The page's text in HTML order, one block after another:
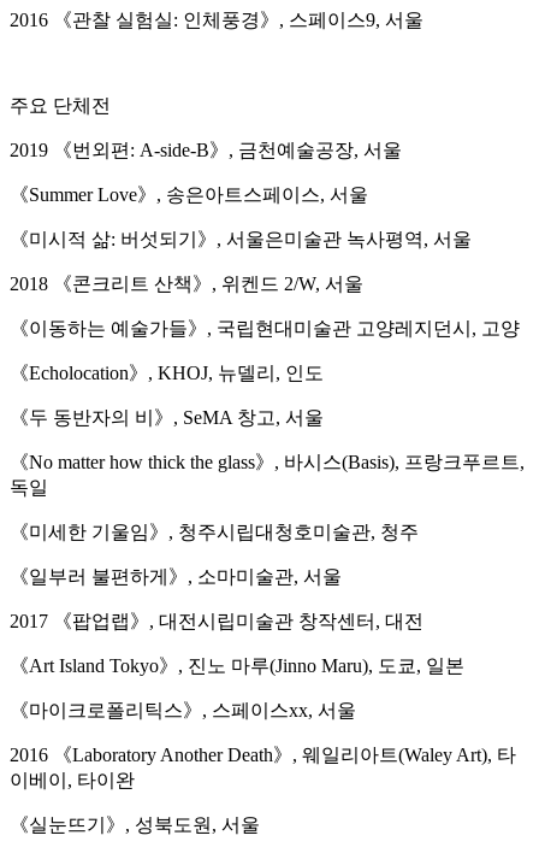
2016 《관찰 실험실: 인체풍경》, 스페이스9, 서울
주요 단체전
2019 《번외편: A-side-B》, 금천예술공장, 서울
《Summer Love》, 송은아트스페이스, 서울
《미시적 삶: 버섯되기》, 서울은미술관 녹사평역, 서울
2018 《콘크리트 산책》, 위켄드 2/W, 서울
《이동하는 예술가들》, 국립현대미술관 고양레지던시, 고양
《Echolocation》, KHOJ, 뉴델리, 인도
《두 동반자의 비》, SeMA 창고, 서울
《No matter how thick the glass》, 바시스(Basis), 프랑크푸르트,
독일
《미세한 기울임》, 청주시립대청호미술관, 청주
《일부러 불편하게》, 소마미술관, 서울
2017 《팝업랩》, 대전시립미술관 창작센터, 대전
《Art Island Tokyo》, 진노 마루(Jinno Maru), 도쿄, 일본
《마이크로폴리틱스》, 스페이스xx, 서울
2016 《Laboratory Another Death》, 웨일리아트(Waley Art), 타
이베이, 타이완
《실눈뜨기》, 성북도원, 서울